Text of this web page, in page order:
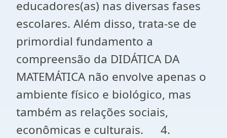
educadores(as) nas diversas fases
escolares. Além disso, trata-se de
primordial fundamento a
compreensão da DIDÁTICA DA
MATEMÁTICA não envolve apenas o
ambiente físico e biológico, mas
também as relações sociais,
econômicas e culturais. 4.